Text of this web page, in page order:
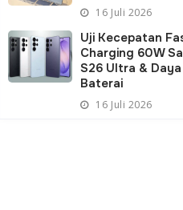
16 Juli 2026
Uji Kecepatan
Charging 60W
S26 Ultra &
Baterai
16 Juli 2026